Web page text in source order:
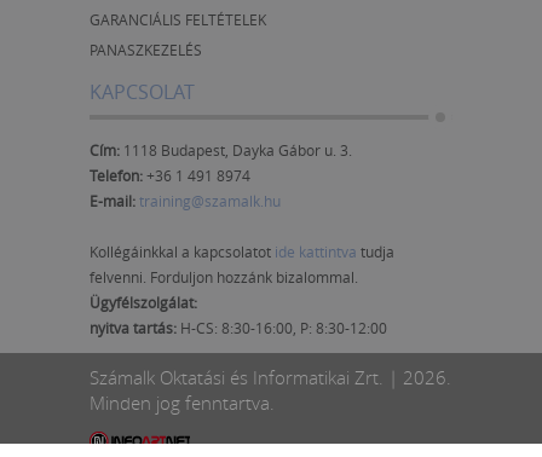
GARANCIÁLIS FELTÉTELEK
PANASZKEZELÉS
KAPCSOLAT
Cím: 1118 Budapest, Dayka Gábor u. 3.
Telefon:+36 1 491 8974
E-mail:training@szamalk.hu
Kollégáinkkal a kapcsolatot ide kattintva tudja
felvenni. Forduljon hozzánk bizalommal.
Ügyfélszolgálat:
nyitva tartás: H-CS: 8:30-16:00, P: 8:30-12:00
Számalk Oktatási és Informatikai Zrt. | 2026.
Minden jog fenntartva.